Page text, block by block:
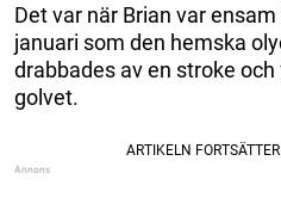
Det var när Brian var
januari som den hemska
drabbades av en stroke
golvet.